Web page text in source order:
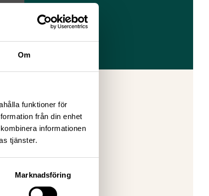
Om
funktioner för
från din enhet
informationen
tjänster.
Marknadsföring